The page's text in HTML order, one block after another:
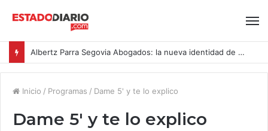
Albertz Parra Segovia Abogados: la nueva identidad de Segovia Consulting
Inicio / Programas / Dame 5' y te lo explico
Dame 5′ y te lo explico